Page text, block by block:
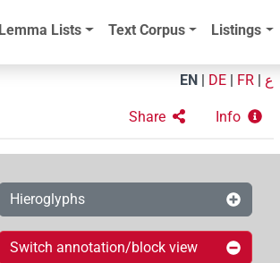
Lemma Lists Text Corpus Listings
EN DE FR ع
Share Info
Hieroglyphs
Switch annotation/block view